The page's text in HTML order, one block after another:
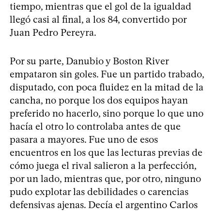
tiempo, mientras que el gol de la igualdad
llegó casi al final, a los 84, convertido por
Juan Pedro Pereyra.
Por su parte, Danubio y Boston River
empataron sin goles. Fue un partido trabado,
disputado, con poca fluidez en la mitad de la
cancha, no porque los dos equipos hayan
preferido no hacerlo, sino porque lo que uno
hacía el otro lo controlaba antes de que
pasara a mayores. Fue uno de esos
encuentros en los que las lecturas previas de
cómo juega el rival salieron a la perfección,
por un lado, mientras que, por otro, ninguno
pudo explotar las debilidades o carencias
defensivas ajenas. Decía el argentino Carlos